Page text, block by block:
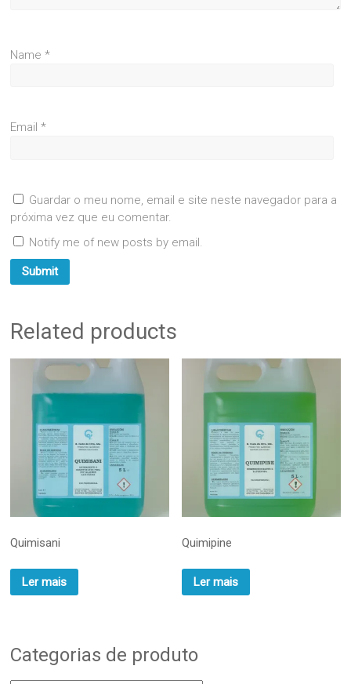
Name*
Email*
Guardar o meu nome, email e site neste navegador para a
próxima vez que eu comentar.
Notify me of new posts by email.
Related products
Quimisani
Ler mais
Quimipine
Ler mais
Categorias de produto